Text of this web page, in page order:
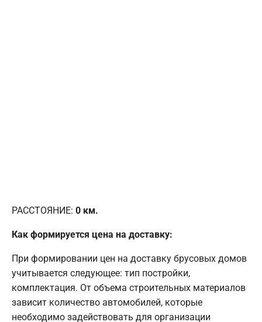
РАССТОЯНИЕ: 0 км.
Как формируется цена на доставку:
При формировании цен на доставку брусовых домов
учитывается следующее: тип постройки,
комплектация. От объема строительных материалов
зависит количество автомобилей, которые
необходимо задействовать для организации